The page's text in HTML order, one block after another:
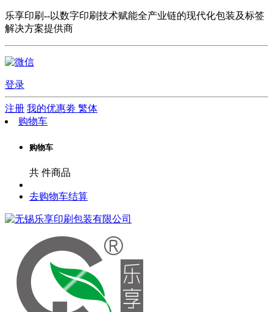
乐享印刷--以数字印刷技术赋能全产业链的现代化包装及标签
解决方案提供商
登录
注册 我的优惠劵 繁体
购物车
购物车
共 件商品
去购物车结算